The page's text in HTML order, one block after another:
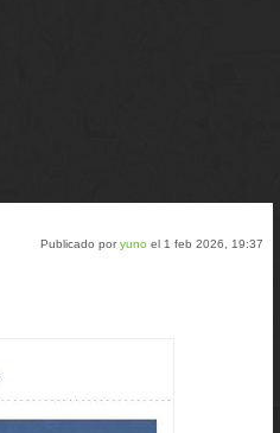
Publicado poryuno el 1 feb 2026, 19:37